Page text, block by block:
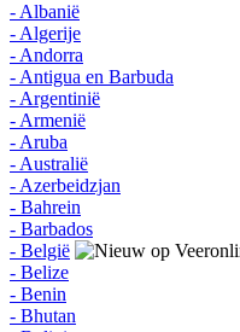
- Albanië
- Algerije
- Andorra
- Antigua en Barbuda
- Argentinië
- Armenië
- Aruba
- Australië
- Azerbeidzjan
- Bahrein
- Barbados
- België
- Belize
- Benin
- Bhutan